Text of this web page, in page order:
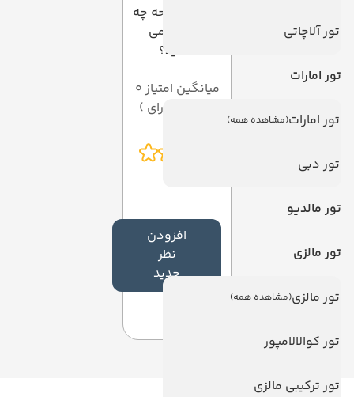
تور آلاچاتی
تور امارات
تور امارات(مشاهده همه)
تور دبی
تور مالدیو
تور مالزی
تور مالزی(مشاهده همه)
تور کوالالامپور
تور ترکیبی مالزی
به این صفحه چه
امتیازی می
دهید؟
میانگین امتیاز 0
افزودن
نظر
جدید